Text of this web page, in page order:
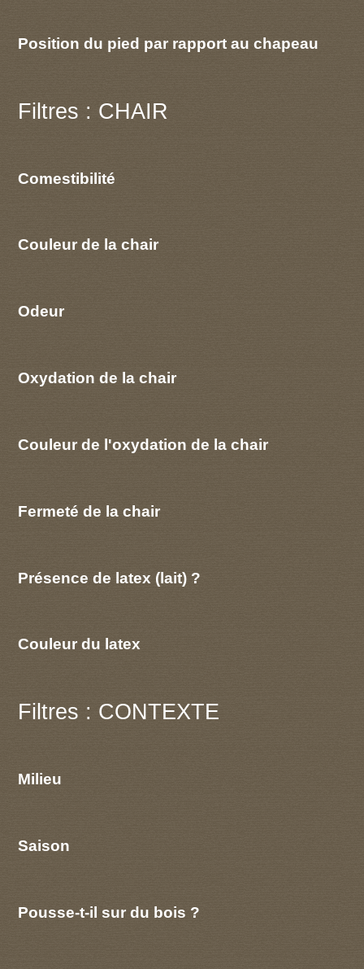
Position du pied par rapport au chapeau
Filtres : CHAIR
Comestibilité
Couleur de la chair
Odeur
Oxydation de la chair
Couleur de l'oxydation de la chair
Fermeté de la chair
Présence de latex (lait) ?
Couleur du latex
Filtres : CONTEXTE
Milieu
Saison
Pousse-t-il sur du bois ?